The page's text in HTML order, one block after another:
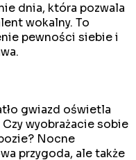
dnia, która pozwala
wokalny. To
pewności siebie i
gwiazd oświetla
wyobrażacie sobie
Nocne
przygoda, ale także